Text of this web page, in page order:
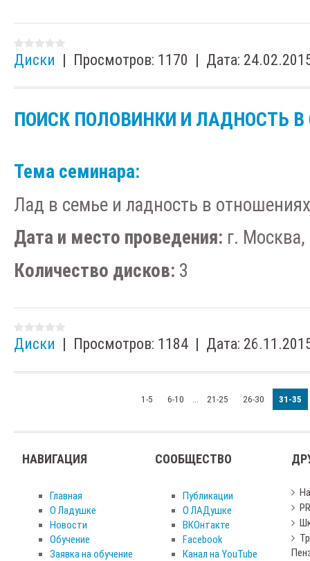
Диски | Просмотров: 1170 | Дата:
ПОИСК ПОЛОВИНКИ И ЛАДНОСТЬ
Тема семинара:
Лад в семье и ладность в отношениях
Дата и место проведения: г. Москва,
Количество дисков: 3
Диски Просмотров: 1184 Дата:
1-5 6-10 21-25 26-30 31-35
НАВИГАЦИЯ
Главная
О Ладушке
Новости
Обучение
Заявка на обучение
СООБЩЕСТВО
Публикации
О ЛАДушке
ВКОнтакте
Facebook
Канал на YouTube